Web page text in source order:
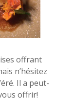
offrant
n’hésitez
Il a peut-
offrir!